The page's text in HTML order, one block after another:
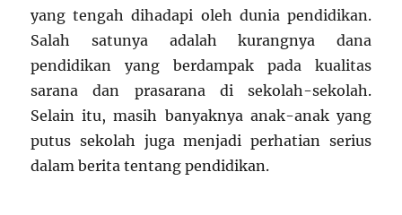
yang tengah dihadapi oleh dunia pendidikan.
Salah satunya adalah kurangnya dana
pendidikan yang berdampak pada kualitas
sarana dan prasarana di sekolah-sekolah.
Selain itu, masih banyaknya anak-anak yang
putus sekolah juga menjadi perhatian serius
dalam berita tentang pendidikan.